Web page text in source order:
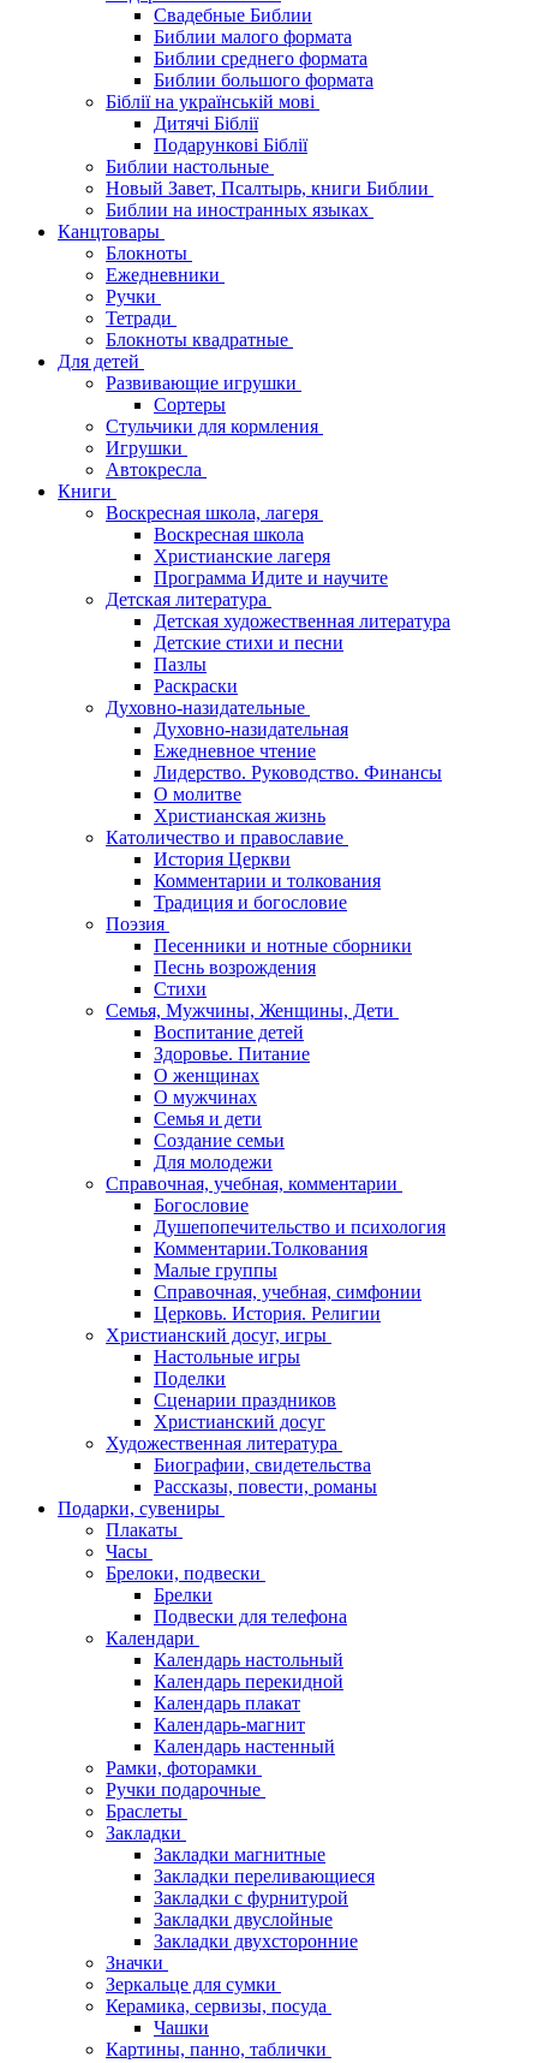
Свадебные Библии
Библии малого формата
Библии среднего формата
Библии большого формата
Біблії на українській мові
Дитячі Біблії
Подарункові Біблії
Библии настольные
Новый Завет, Псалтырь, книги Библии
Библии на иностранных языках
Канцтовары
Блокноты
Ежедневники
Ручки
Тетради
Блокноты квадратные
Для детей
Развивающие игрушки
Сортеры
Стульчики для кормления
Игрушки
Автокресла
Книги
Воскресная школа, лагеря
Воскресная школа
Христианские лагеря
Программа Идите и научите
Детская литература
Детская художественная литература
Детские стихи и песни
Пазлы
Раскраски
Духовно-назидательные
Духовно-назидательная
Ежедневное чтение
Лидерство. Руководство. Финансы
О молитве
Христианская жизнь
Католичество и православие
История Церкви
Комментарии и толкования
Традиция и богословие
Поэзия
Песенники и нотные сборники
Песнь возрождения
Стихи
Семья, Мужчины, Женщины, Дети
Воспитание детей
Здоровье. Питание
О женщинах
О мужчинах
Семья и дети
Создание семьи
Для молодежи
Справочная, учебная, комментарии
Богословие
Душепопечительство и психология
Комментарии.Толкования
Малые группы
Справочная, учебная, симфонии
Церковь. История. Религии
Христианский досуг, игры
Настольные игры
Поделки
Сценарии праздников
Христианский досуг
Художественная литература
Биографии, свидетельства
Рассказы, повести, романы
Подарки, сувениры
Плакаты
Часы
Брелоки, подвески
Брелки
Подвески для телефона
Календари
Календарь настольный
Календарь перекидной
Календарь плакат
Календарь-магнит
Календарь настенный
Рамки, фоторамки
Ручки подарочные
Браслеты
Закладки
Закладки магнитные
Закладки переливающиеся
Закладки с фурнитурой
Закладки двуслойные
Закладки двухсторонние
Значки
Зеркальце для сумки
Керамика, сервизы, посуда
Чашки
Картины, панно, таблички